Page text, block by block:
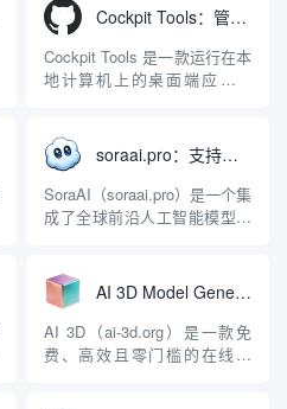
Cockpit Tools：管理多个AI编程IDE账号与配置多开独立实例的本地桌面应用
Cockpit Tools 是一款运行在本
地计算机上的桌面端应用程
程助手的账号与运行环境而设
计。它目前支持包括
Antigravity IDE、Codex、
GitHub Copilo...
soraai.pro：支持多模型文字转视频和图像生成的在线创作工具
SoraAI（soraai.pro）是一个集
成了全球前沿人工智能模型的
者、营销人员及广大用户提供
一站式、开箱即用的视觉内容
生成解决方案。网站的核心优
势在于其强大的多模型聚合能
AI 3D Model Generator：通过文本和图像快速生成3D模型的在线工具
AI 3D（ai-3d.org）是一款免
费、高效且零门槛的在线AI